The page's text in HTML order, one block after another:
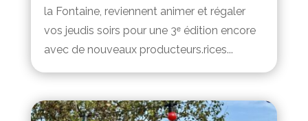
la Fontaine, reviennent animer et régaler
vos jeudis soirs pour une 3ᵉ édition encore
avec de nouveaux producteurs.rices...